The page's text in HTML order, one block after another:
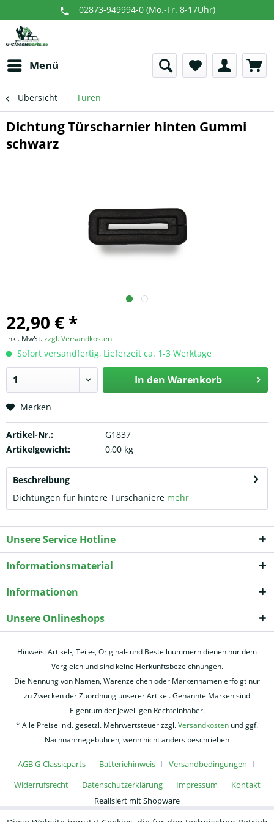
02873-949994-0 (Mo.-Fr. 8-17Uhr)
Menü
Übersicht Türen
Dichtung Türscharnier hinten Gummi
schwarz
22,90 € *
inkl. MwSt.zzgl. Versandkosten
Sofort versandfertig, Lieferzeit ca. 1-3 Werktage
In den Warenkorb
Merken
Artikel-Nr.:
G1837
Artikelgewicht:
0,00 kg
Beschreibung
Dichtungen für hintere Türschaniere mehr
Unsere Service Hotline
Informationsmaterial
Informationen
Unsere Onlineshops
Hinweis: Artikel-, Teile-, Original- und Bestellnummern dienen nur dem
Vergleich und sind keine Herkunftsbezeichnungen.
Die Nennung von Namen, Warenzeichen oder Markennamen erfolgt nur
zu Zwecken der Zuordnung unserer Artikel. Genannte Marken sind
Eigentum der jeweiligen Rechteinhaber.
* Alle Preise inkl. gesetzl. Mehrwertsteuer zzgl.Versandkosten und ggf.
Nachnahmegebühren, wenn nicht anders beschrieben
AGB G-Classicparts Batteriehinweis
Versandbedingungen
Widerrufsrecht
Datenschutzerklärung Impressum
Kontakt
Realisiert mit Shopware